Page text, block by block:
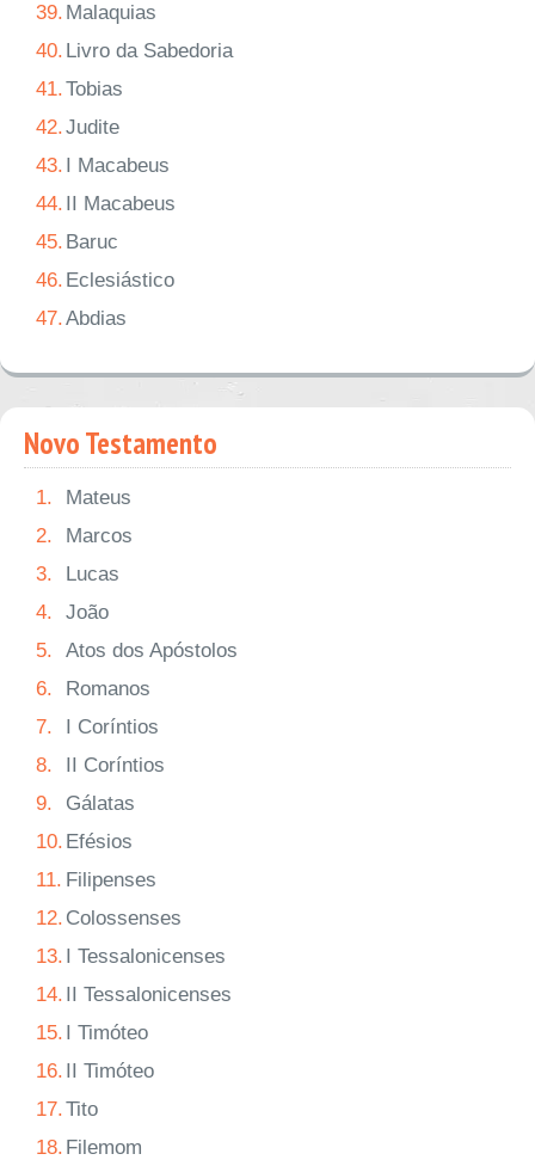
39. Malaquias
40. Livro da Sabedoria
41.Tobias
42.Judite
43. I Macabeus
44. II Macabeus
45. Baruc
46. Eclesiástico
47.Abdias
Novo Testamento
1.
Mateus
2.
Marcos
3.
Lucas
4.
João
5.
Atos dos Apóstolos
6.
Romanos
7.
I Coríntios
8.
II Coríntios
9.
Gálatas
10. Efésios
11. Filipenses
12. Colossenses
13. I Tessalonicenses
14. II Tessalonicenses
15. I Timóteo
16. II Timóteo
17.Tito
18. Filemom